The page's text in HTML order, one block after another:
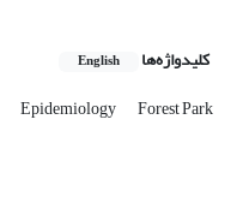
کلیدواژه‌ها English
Epidemiology Forest Park